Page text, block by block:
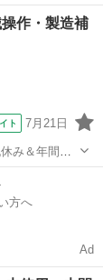
多少の時間
る場合もあるので、ご了承下さい。 メーカー ：
作・製造補
ト 7月21日
み＆年間休
駐車場あり
気の
方へ
Ad